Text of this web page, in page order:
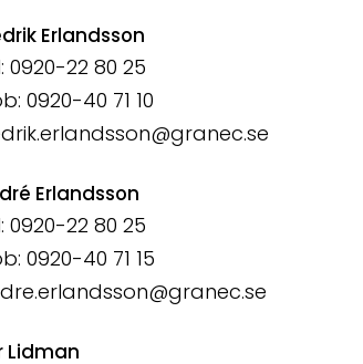
Erlandsson
0920-22 80 25
0920-40 71 10
Erlandsson
0920-22 80 25
0920-40 71 15
Lidman